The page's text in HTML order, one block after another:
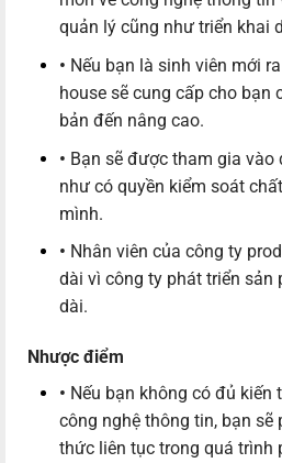
quản lý cũng như triển khai
• Nếu bạn là sinh viên mới
house sẽ cung cấp cho bạn
bản đến nâng cao.
• Bạn sẽ được tham gia vào
như có quyền kiểm soát
mình.
• Nhân viên của công ty
dài vì công ty phát triển sản
dài.
Nhược điểm
• Nếu bạn không có đủ kiến
công nghệ thông tin, bạn
thức liên tục trong quá trình